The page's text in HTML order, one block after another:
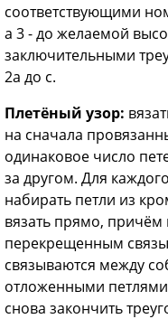
соответствующими
а 3 - до желаемой
заключительными
2а до с.
Плетёный узор:
на сначала
одинаковое число
за другом. Для
набирать петли из
вязать прямо, причём
перекрещенным
связываются между
отложенными
снова закончить